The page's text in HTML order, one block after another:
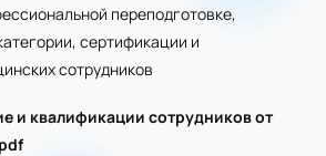
переподготовке,
сертификации и
сотрудников
и квалификации сотрудников от